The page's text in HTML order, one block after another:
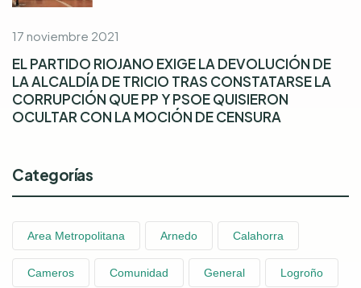
17 noviembre 2021
EL PARTIDO RIOJANO EXIGE LA DEVOLUCIÓN DE
LA ALCALDÍA DE TRICIO TRAS CONSTATARSE LA
CORRUPCIÓN QUE PP Y PSOE QUISIERON
OCULTAR CON LA MOCIÓN DE CENSURA
Categorías
Area Metropolitana Arnedo Calahorra
Cameros Comunidad General Logroño